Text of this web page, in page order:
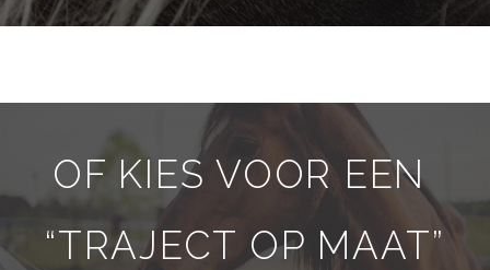
OF KIES VOOR EEN
“TRAJECT OP MAAT”